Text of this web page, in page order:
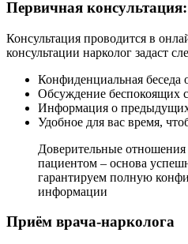
Первичная консультация:
Консультация проводится в
консультации нарколог задаст
Конфиденциальная
Обсуждение беспокоящих
Информация о
Удобное для вас время,
Доверительные
пациентом – основа
гарантируем полную
информации
Приём врача-нарколога